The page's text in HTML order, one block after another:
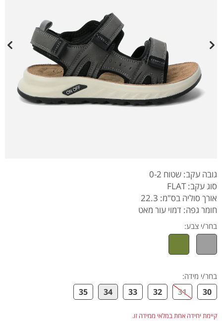
גובה עקב: שטוח 0-2
סוג עקב: FLAT
אורך סוליה בס"מ: 22.3
חומר גפה: דמוי עור מאט
בחר/י צבע:
בחר/י מידה:
30
31
32
33
34
35
קיימת יחידה אחת במלאי ממידה זו.